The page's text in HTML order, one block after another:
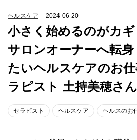
ヘルスケア 2024-06-20
小さく始めるのがカ
サロンオーナーへ転身
たいヘルスケアのお
ラピスト 土持美穂さ
セラピスト ヘルスケア ヘルスのお